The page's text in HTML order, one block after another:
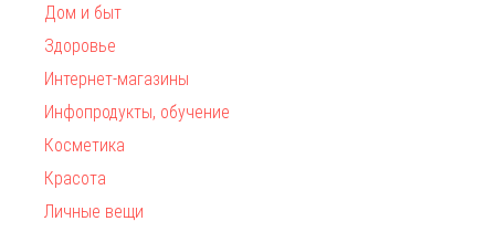
Дом и быт
Здоровье
Интернет-магазины
Инфопродукты, обучение
Косметика
Красота
Личные вещи